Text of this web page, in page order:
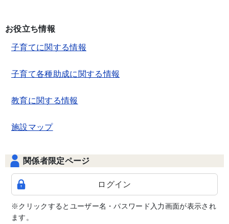
お役立ち情報
子育てに関する情報
子育て各種助成に関する情報
教育に関する情報
施設マップ
関係者限定ページ
ログイン
※クリックするとユーザー名・パスワード入力画面が表示され
ます。